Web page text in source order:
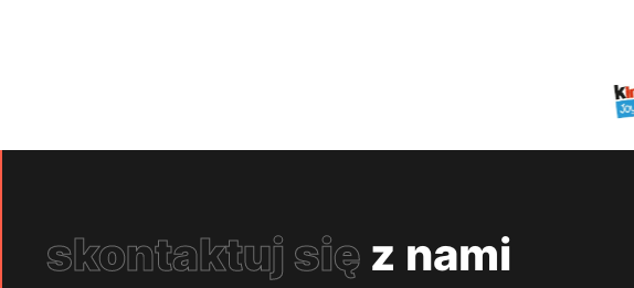
skontaktuj się z nami